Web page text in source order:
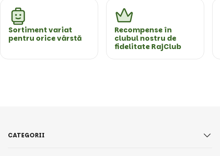
Sortiment variat
pentru orice vârstă
Recompense în
clubul nostru de
fidelitate RajClub
CATEGORII